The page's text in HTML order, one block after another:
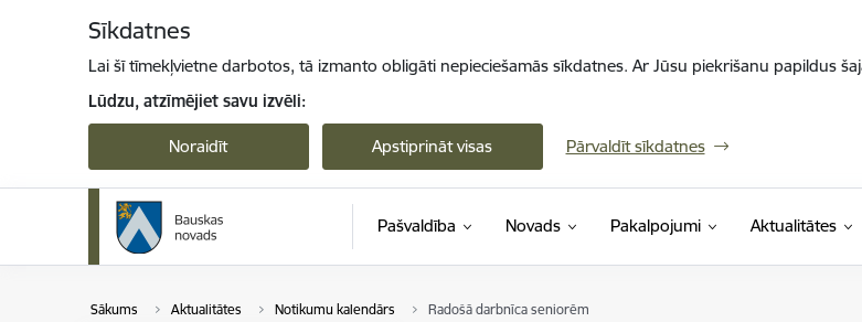
Sīkdatnes
Lai šī tīmekļvietne darbotos, tā izmanto obligāti nepieciešamās sīkdatnes. Ar Jūsu piekrišanu papildus
Lūdzu, atzīmējiet savu izvēli:
Noraidīt Apstiprināt visas Pārvaldīt sīkdatnes
Pašvaldība Novads Pakalpojumi Aktualitātes
Sākums Aktualitātes Notikumu kalendārs Radošā darbnīca seniorēm